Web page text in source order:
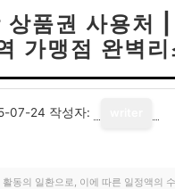
상품권 사용처 |
가맹점 완벽리
07-24 작성자:
동의 일환으로, 이에 따른 일정액의